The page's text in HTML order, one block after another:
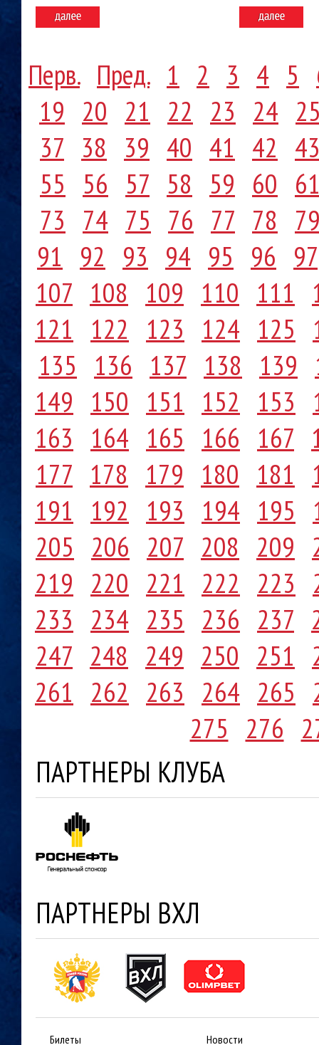
Перв. Пред. 1 2 3 4 5
19 20 21 22 23 24
37 38 39 40 41 42
55 56 57 58 59 60
73 74 75 76 77 78
91 92 93 94 95 96 97
107 108 109 110 111
121 122 123 124 125
135 136 137 138 139
149 150 151 152 153
163 164 165 166 167
177 178 179 180 181
191 192 193 194 195
205 206 207 208 209
219 220 221 222 223
233 234 235 236 237
247 248 249 250 251
261 262 263 264 265
275 276
ПАРТНЕРЫ КЛУБА
ПАРТНЕРЫ ВХЛ
Билеты Новости